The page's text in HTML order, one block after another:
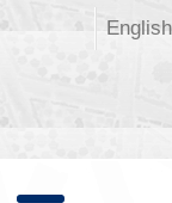
English